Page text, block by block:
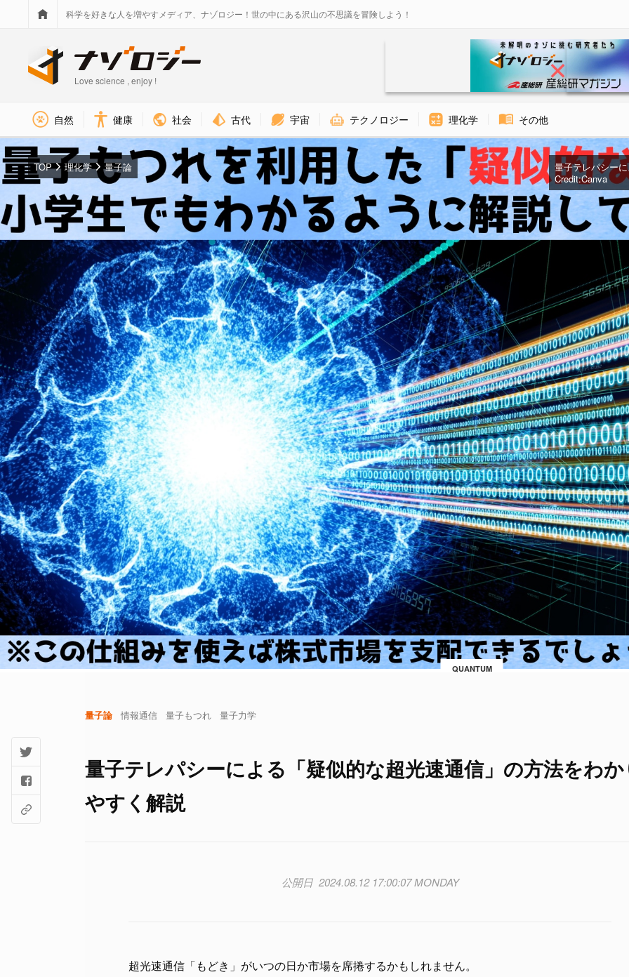
科学を好きな人を増やすメディア、ナゾロジー！世の中にある沢山の不思議を冒険しよう！
Love science , enjoy !
自然 健康 社会 古代 宇宙 テクノロジー 理化学 その他
量子テレパシー
Credit:Canva
QUANTUM
TOP 理化学 量子論
量子論 情報通信 量子もつれ 量子力学
量子テレパシーによる「疑似的な超光速通信」の方法をわ
やすく解説
2024.08.12 17:00:07 MONDAY
超光速通信「もどき」がいつの日か市場を席捲するかもしれません。